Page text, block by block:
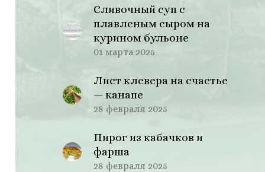
Сливочный суп с
плавленым сыром на
курином бульоне
01 марта 2025
Лист клевера на счастье
— канапе
28 февраля 2025
Пирог из кабачков и
фарша
28 февраля 2025